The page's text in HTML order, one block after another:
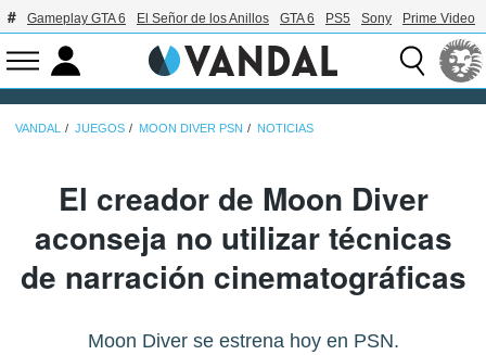
Gameplay GTA 6 El Señor de los Anillos GTA 6 PS5 Sony Prime Video
VANDAL JUEGOS MOON DIVER PSN NOTICIAS
El creador de Moon Diver
aconseja no utilizar técnicas
de narración cinematográficas
Moon Diver se estrena hoy en PSN.